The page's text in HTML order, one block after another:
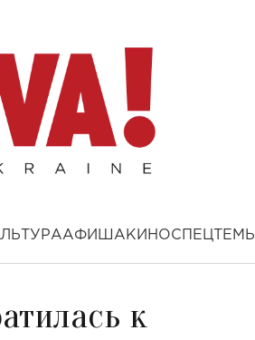
АФИША КИНОСПЕЦТЕМЫ
к